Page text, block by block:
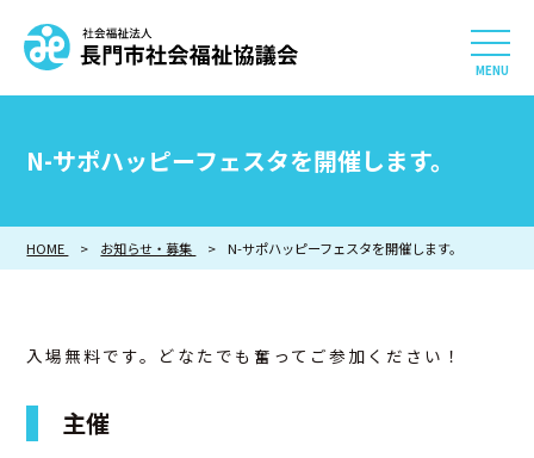
社会福祉法人 長門市社
相談したい
N-サポハッピーフェスタを開催します。
HOME お知らせ・募集 N-サポハッピーフェスタを開催します。
入場無料です。どなたでも奮ってご参加ください！
主催